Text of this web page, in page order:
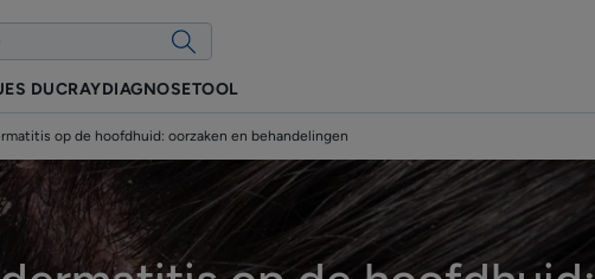
DUCRAYDIAGNOSETOOL
op de hoofdhuid: oorzaken en behandelingen